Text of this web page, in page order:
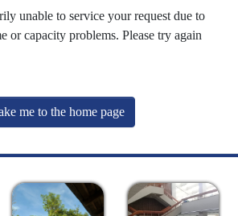
unable to service your request due to
or capacity problems. Please try again
me to the home page